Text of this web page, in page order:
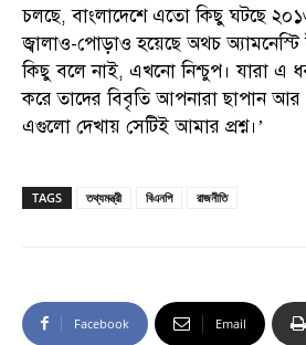
চলছে, বাংলাদেশে এতো কিছু ঘটছে
জ্বালাও-পোড়াও হয়েছে অথচ
কিছু বলে নাই, এখনো নিশ্চুপ। যারা এ
করে তাদের বিবৃতি আপনারা ছাপান আর
এগুলো দেখায় সেটিই আমার প্রশ্ন।’
TAGS তথ্যমন্ত্রী বিএনপি রাজনীতি
Facebook Email